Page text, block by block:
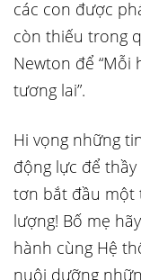
các con được
còn thiếu trong
Newton để
tương lai”.
Hi vọng những
động lực để
tơn bắt đầu một
lượng! Bố mẹ
hành cùng Hệ
nuôi dưỡng